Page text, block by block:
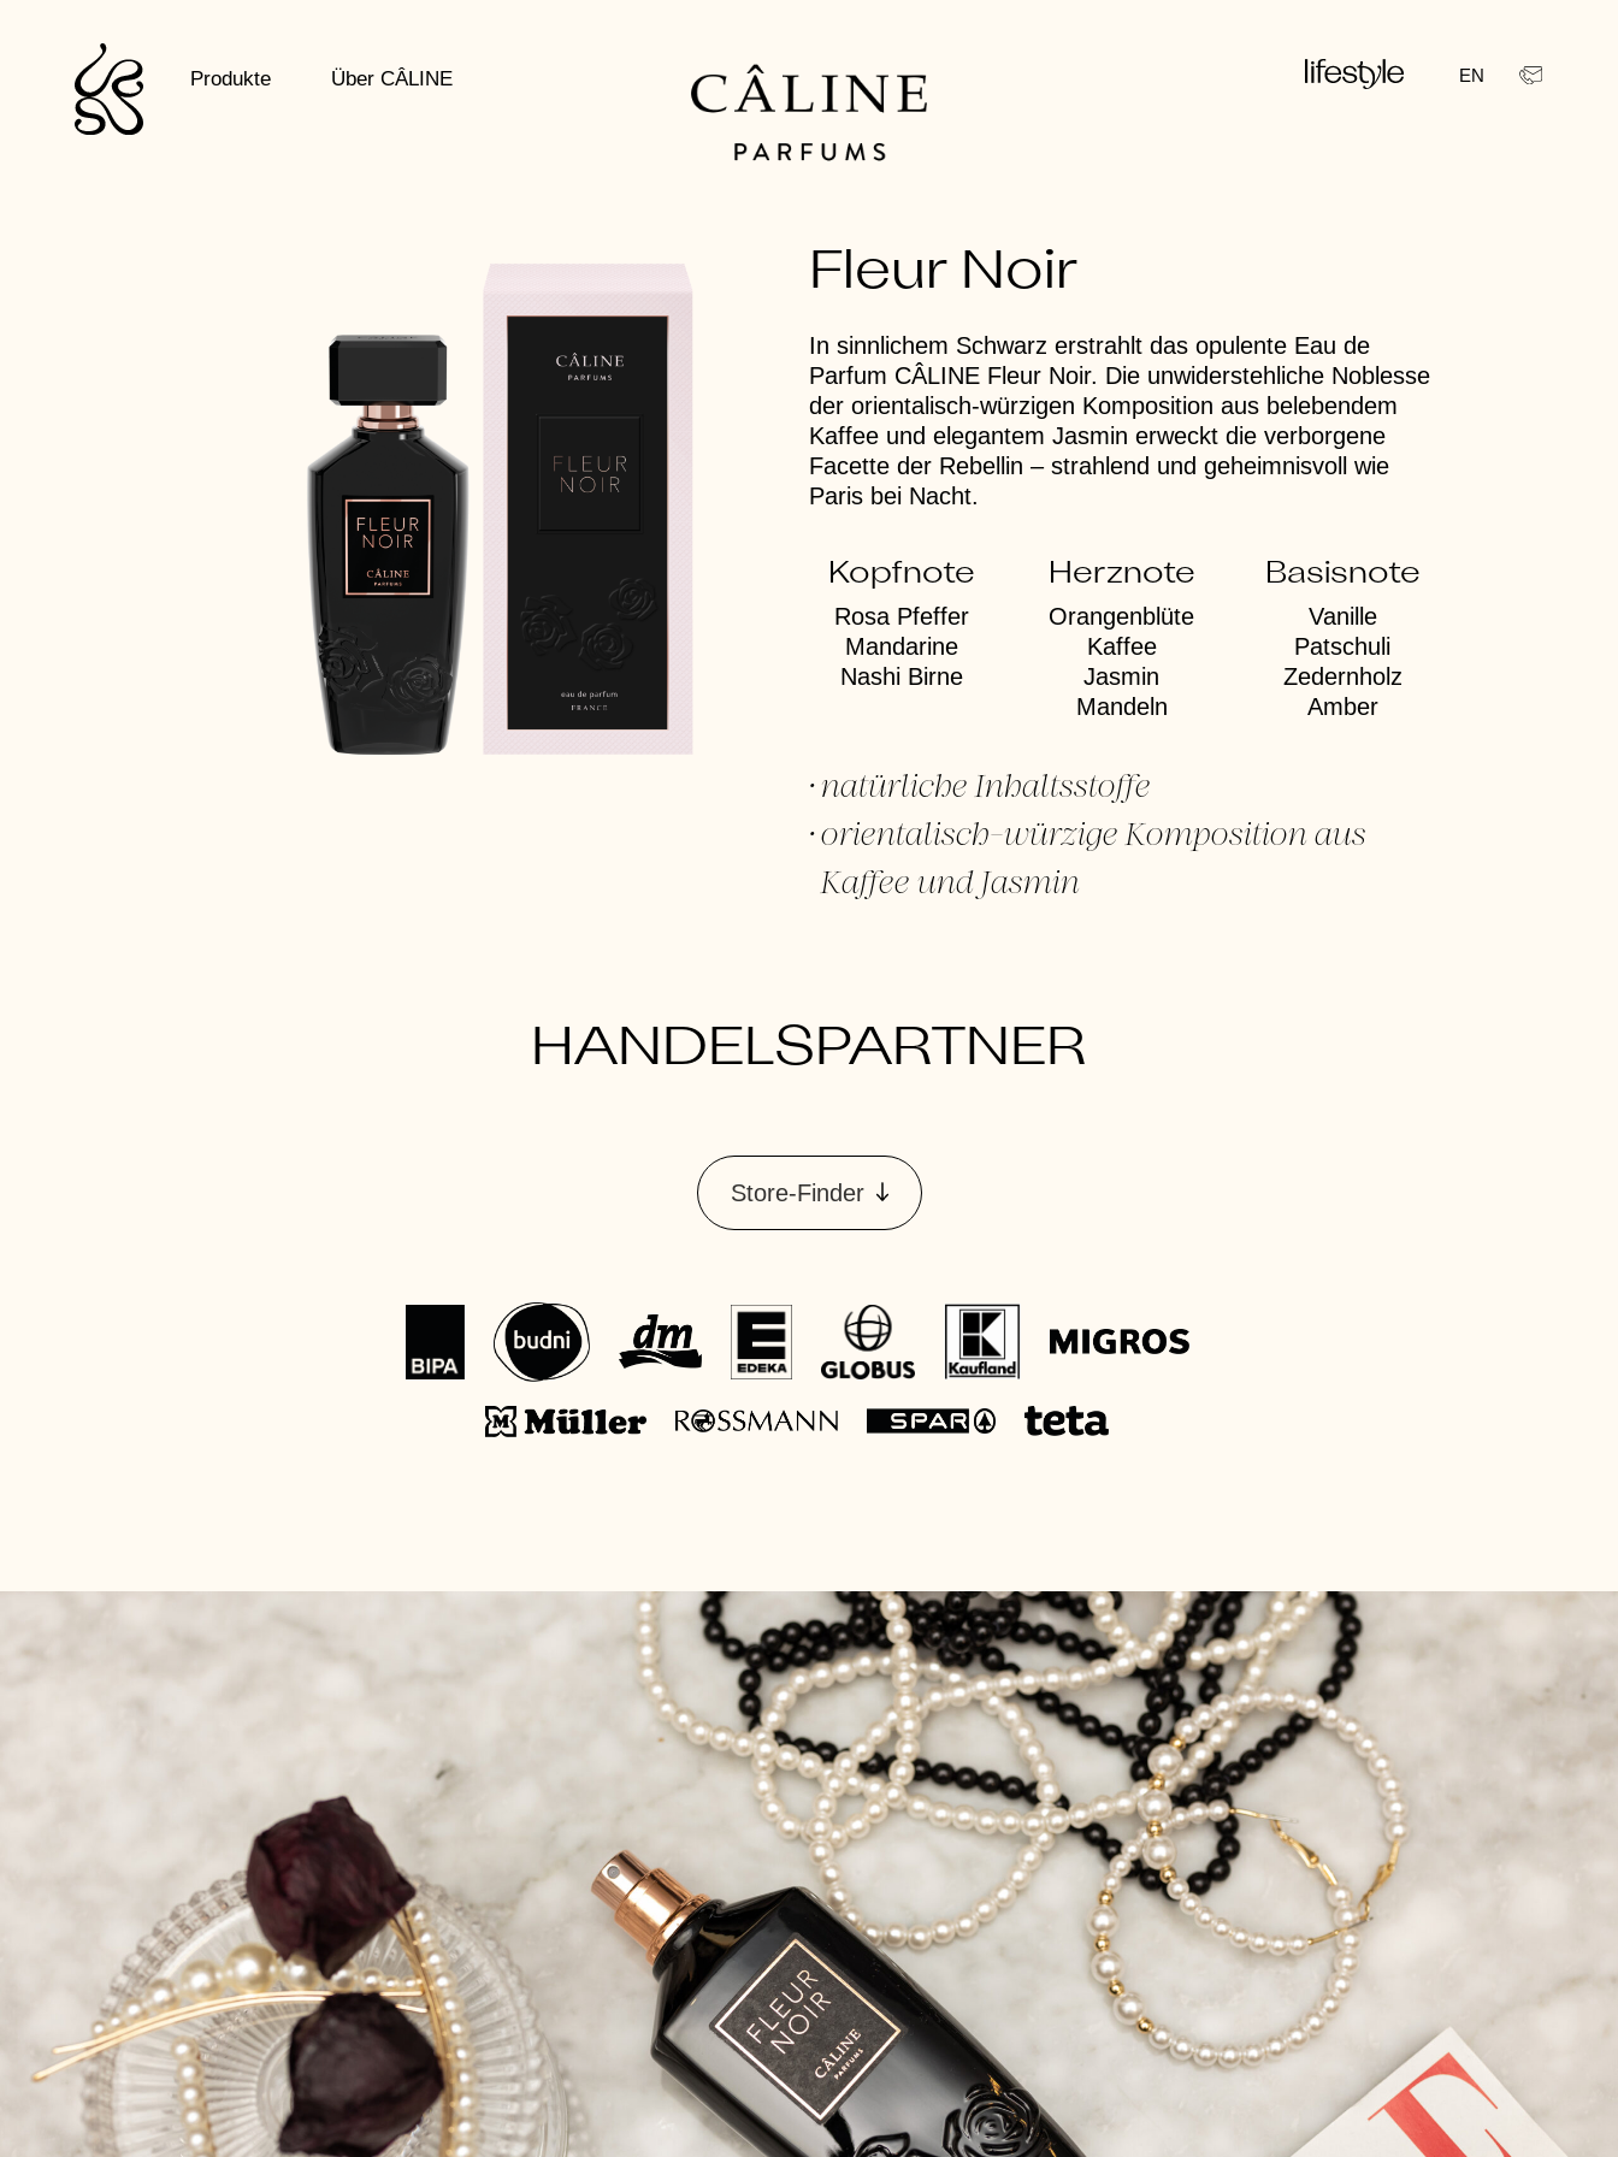
Produkte Über CÂLINE EN
Fleur Noir
In sinnlichem Schwarz erstrahlt das opulente Eau de
Parfum CÂLINE Fleur Noir. Die unwiderstehliche Noblesse
der orientalisch-würzigen Komposition aus belebendem
Kaffee und elegantem Jasmin erweckt die verborgene
Facette der Rebellin – strahlend und geheimnisvoll wie
Paris bei Nacht.
Kopfnote
Rosa Pfeffer
Mandarine
Nashi Birne
Herznote
Orangenblüte
Kaffee
Jasmin
Mandeln
Basisnote
Vanille
Patschuli
Zedernholz
Amber
natürliche Inhaltsstoffe
orientalisch-würzige Komposition aus
Kaffee und Jasmin
HANDELSPARTNER
Store-Finder